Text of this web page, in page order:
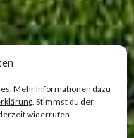
Mehr Informationen dazu
. Stimmst du der
widerrufen.